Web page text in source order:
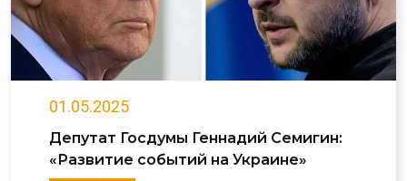
01.05.2025
Депутат Госдумы Геннадий Семигин:
«Развитие событий на Украине»